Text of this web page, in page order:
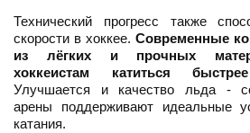
Технический прогресс также
скорости в хоккее. Современные
из лёгких и прочных
хоккеистам катиться
Улучшается и качество льда -
арены поддерживают идеальные
катания.